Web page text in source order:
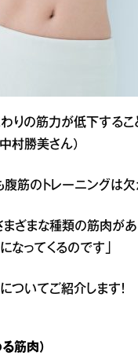
りの筋力が低下する
村勝美さん）
筋のトレーニングは欠
まざまな種類の筋肉が
なってくるのです」
ついてご紹介します！
筋肉）